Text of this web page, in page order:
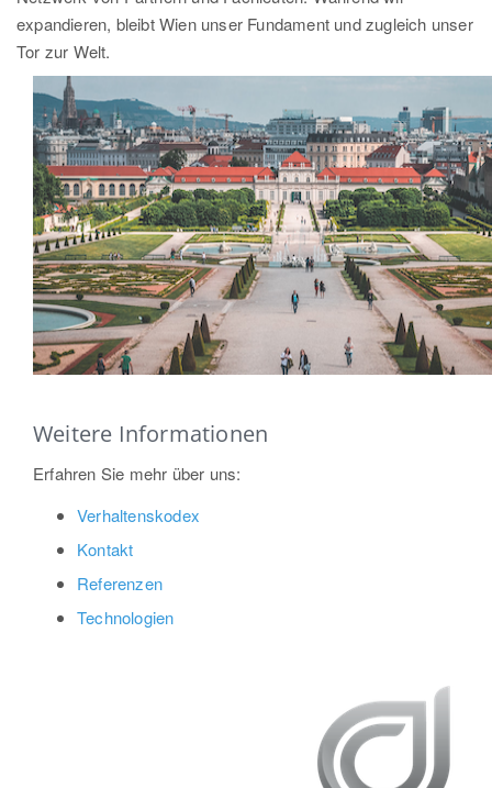
expandieren, bleibt Wien unser Fundament und zugleich unser
Tor zur Welt.
Weitere Informationen
Erfahren Sie mehr über uns:
Verhaltenskodex
Kontakt
Referenzen
Technologien